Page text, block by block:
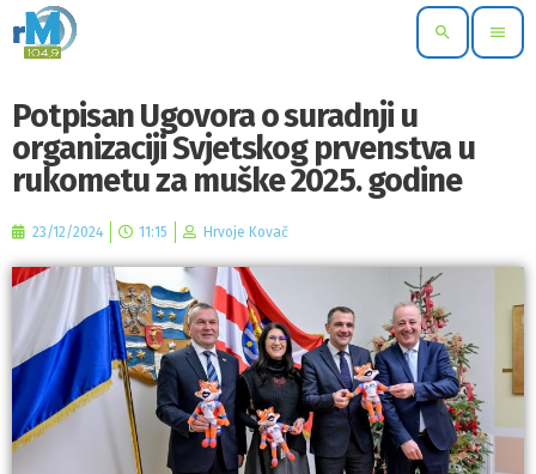
search menu
Potpisan Ugovora o suradnji u
organizaciji Svjetskog prvenstva u
rukometu za muške 2025. godine
23/12/2024 11:15 Hrvoje Kovač